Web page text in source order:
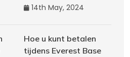
14th May, 2024
Hoe u kunt betalen
tijdens Everest Base